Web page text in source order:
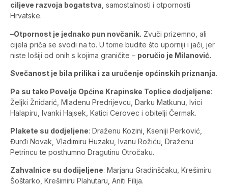
ciljeve razvoja bogatstva, samostalnosti i otpornosti
Hrvatske.
–Otpornost je jednako pun novčanik. Zvuči prizemno, ali
cijela priča se svodi na to. U tome budite što uporniji i jači, jer
niste lošiji od onih s kojima graničite – poručio je Milanović.
Svečanost je bila prilika i za uručenje općinskih priznanja.
Pa su tako Povelje Općine Krapinske Toplice dodjeljene:
Željki Žnidarić, Mladenu Predrijevcu, Darku Matkunu, Ivici
Halapiru, Ivanki Hajsek, Katici Cerovec i obitelji Čermak.
Plakete su dodjeljene: Draženu Kozini, Kseniji Perković,
Đurđi Novak, Vladimiru Huzaku, Ivanu Rožiću, Draženu
Petrincu te posthumno Dragutinu Otročaku.
Zahvalnice su dodijeljene: Marjanu Gradinščaku, Krešimiru
Šoštarko, Krešimiru Plahutaru, Aniti Filija.